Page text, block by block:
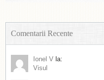
Comentarii Recente
Ionel V la:
Visul